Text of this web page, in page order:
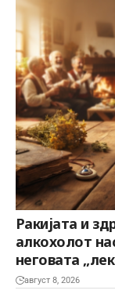
Ракијата и
алкохолот
неговата
август 8, 2026